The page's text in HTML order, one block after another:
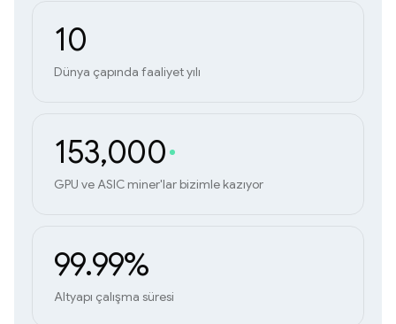
10
Dünya çapında faaliyet yılı
153,000
GPU ve ASIC miner'lar bizimle kazıyor
99.99%
Altyapı çalışma süresi